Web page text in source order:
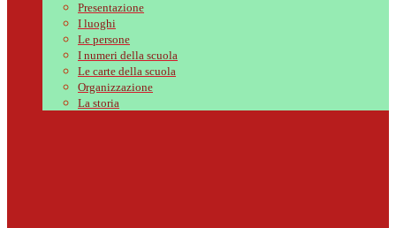
Presentazione
I luoghi
Le persone
I numeri della scuola
Le carte della scuola
Organizzazione
La storia